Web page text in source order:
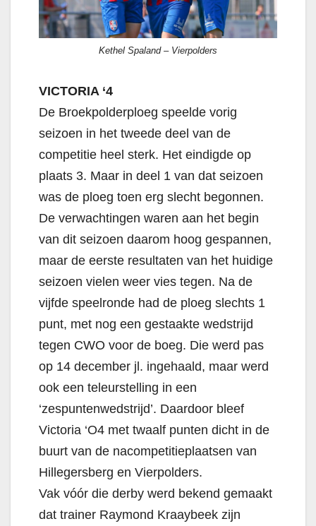
Kethel Spaland – Vierpolders
VICTORIA ‘4
De Broekpolderploeg speelde vorig
seizoen in het tweede deel van de
competitie heel sterk. Het eindigde op
plaats 3. Maar in deel 1 van dat seizoen
was de ploeg toen erg slecht begonnen.
De verwachtingen waren aan het begin
van dit seizoen daarom hoog gespannen,
maar de eerste resultaten van het huidige
seizoen vielen weer vies tegen. Na de
vijfde speelronde had de ploeg slechts 1
punt, met nog een gestaakte wedstrijd
tegen CWO voor de boeg. Die werd pas
op 14 december jl. ingehaald, maar werd
ook een teleurstelling in een
‘zespuntenwedstrijd’. Daardoor bleef
Victoria ‘O4 met twaalf punten dicht in de
buurt van de nacompetitieplaatsen van
Hillegersberg en Vierpolders.
Vak vóór die derby werd bekend gemaakt
dat trainer Raymond Kraaybeek zijn